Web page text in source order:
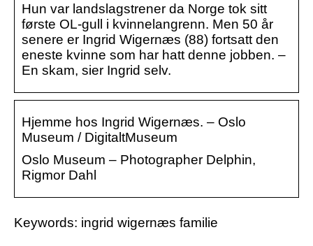
Hun var landslagstrener da Norge tok sitt
første OL-gull i kvinnelangrenn. Men 50 år
senere er Ingrid Wigernæs (88) fortsatt den
eneste kvinne som har hatt denne jobben. –
En skam, sier Ingrid selv.
Hjemme hos Ingrid Wigernæs. – Oslo
Museum / DigitaltMuseum
Oslo Museum – Photographer Delphin,
Rigmor Dahl
Keywords: ingrid wigernæs familie